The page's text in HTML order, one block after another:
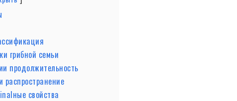
грибной семьи
продолжительность
распространение
свойства